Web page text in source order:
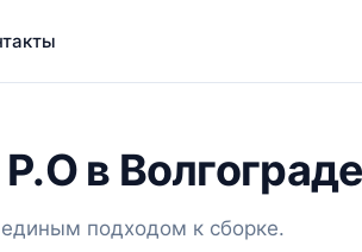
в Волгограде
подходом к сборке.